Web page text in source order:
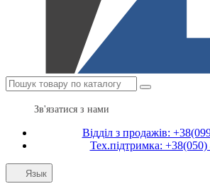
Зв'язатися з нами
Відділ з продажів:
Тех.підтримка:
Язык